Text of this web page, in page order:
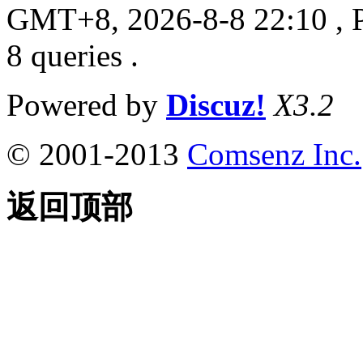
GMT+8, 2026-8-8 22:10 ,
8 queries .
Powered by Discuz! X3.2
© 2001-2013 Comsenz Inc.
返回顶部